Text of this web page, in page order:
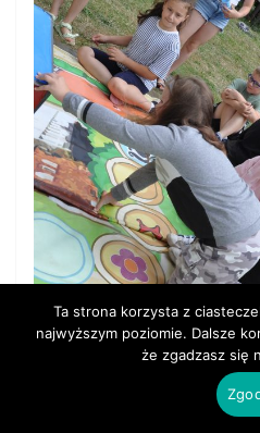
Ta strona korzysta z
najwyższym poziomie. Dalsze
że zgadzasz się